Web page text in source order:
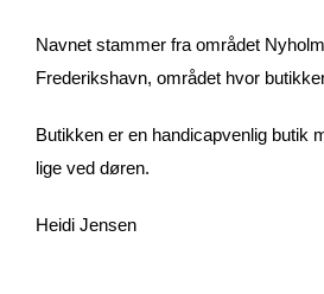
Navnet stammer fra området
Frederikshavn, området hvor
Butikken er en handicapvenlig butik
lige ved døren.
Heidi Jensen